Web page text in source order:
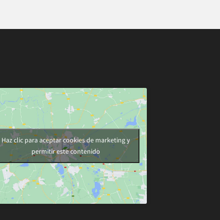
Haz clic para aceptar cookies de marketing y
permitir este contenido